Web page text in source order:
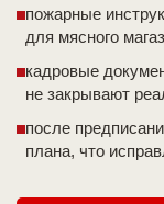
пожарные
для мясного
кадровые
не закрывают
после
плана, что